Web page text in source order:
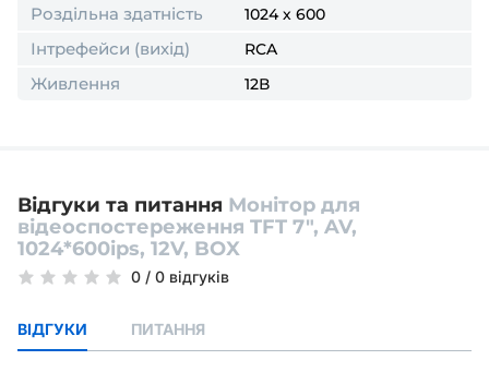
Роздільна здатність 1024 х 600
Інтрефейси (вихід) RCA
Живлення 12В
Відгуки та питання Монітор для
відеоспостереження TFT 7", AV,
1024*600ips, 12V, BOX
0 / 0 відгуків
ВІДГУКИ ПИТАННЯ